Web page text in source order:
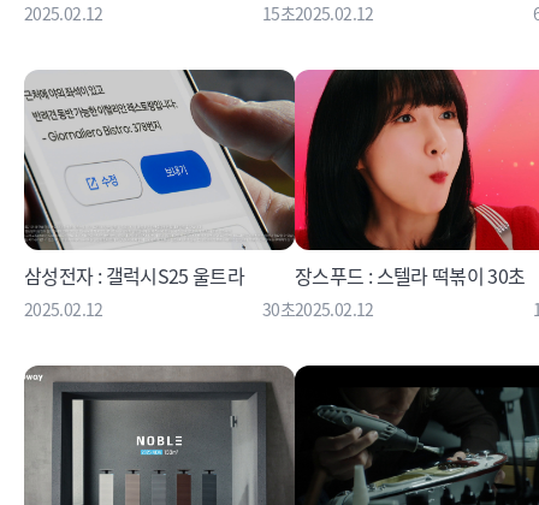
2025.02.12 15초2025.02.12
삼성전자 : 갤럭시S25 울트라
2025.02.12 30초
장스푸드 : 스텔라 떡볶이 30초
2025.02.12